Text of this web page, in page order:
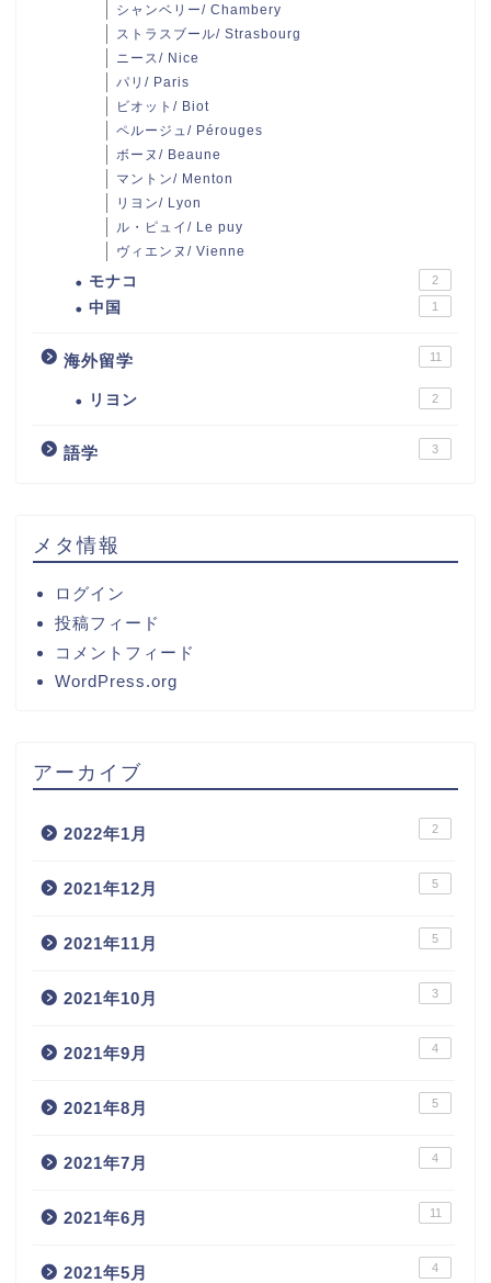
シャンベリー/ Chambery
ストラスブール/ Strasbourg
ニース/ Nice
パリ/ Paris
ビオット/ Biot
ペルージュ/ Pérouges
ボーヌ/ Beaune
マントン/ Menton
リヨン/ Lyon
ル・ピュイ/ Le puy
ヴィエンヌ/ Vienne
モナコ 2
中国 1
海外留学 11
リヨン 2
語学 3
メタ情報
ログイン
投稿フィード
コメントフィード
WordPress.org
アーカイブ
2022年1月 2
2021年12月 5
2021年11月 5
2021年10月 3
2021年9月 4
2021年8月 5
2021年7月 4
2021年6月 11
2021年5月 4